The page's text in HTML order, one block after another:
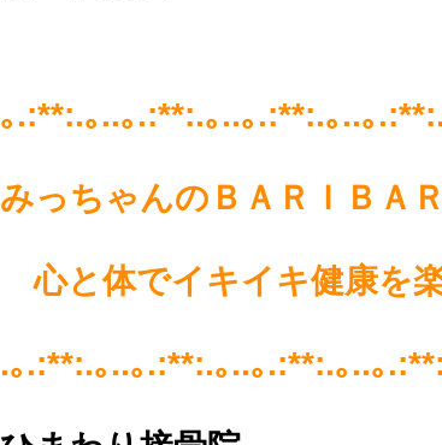
｡.:**:.｡..｡.:**:.｡..｡.:**:.｡..｡
みっちゃんのＢＡＲＩＢＡ
心と体でイキイキ健康を
.｡.:**:.｡..｡.:**:.｡..｡.:**:.｡..｡